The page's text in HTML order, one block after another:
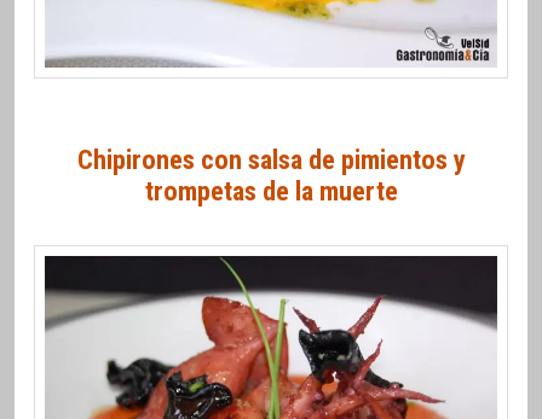
Chipirones con salsa de pimientos y
trompetas de la muerte